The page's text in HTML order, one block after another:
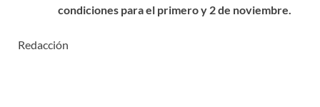
condiciones para el primero y 2 de noviembre.
Redacción